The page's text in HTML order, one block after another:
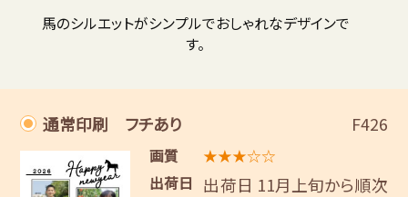
馬のシルエットがシンプルでおしゃれなデザインで
す。
通常印刷 フチあり F426
画質
★★★☆☆
出荷日
出荷日 11月上旬から順次